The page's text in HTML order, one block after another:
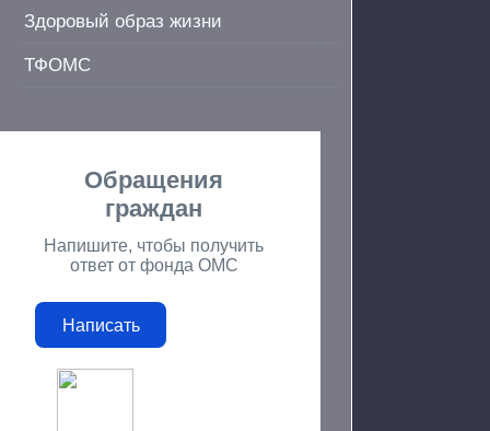
Здоровый образ жизни
ТФОМС
Обращения
граждан
Напишите, чтобы получить
ответ от фонда ОМС
Написать